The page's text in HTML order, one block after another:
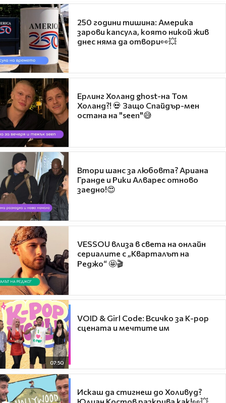
250 години тишина: Америка
зарови капсула, която никой жив
днес няма да отвори👀💥
Ерлинг Холанд ghost-на Том
Холанд?! 💀 Защо Спайдър-мен
остана на "seen"😅
Втори шанс за любовта? Ариана
Гранде и Рики Алварес отново
заедно!😍
VESSOU влиза в света на онлайн
сериалите с „Кварталът на
Реджо“ 🤩🎬
07:50
VOID & Girl Code: Всичко за K-pop
сцената и мечтите им
Искаш да стигнеш до Холивуд?